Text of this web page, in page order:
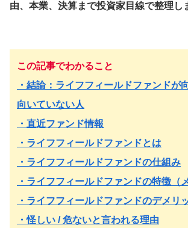
由、本業、決算まで投資家目線で整理し
この記事でわかること
・結論：ライフフィールドファンドが
向いていない人
・直近ファンド情報
・ライフフィールドファンドとは
・ライフフィールドファンドの仕組み
・ライフフィールドファンドの特徴（
・ライフフィールドファンドのデメリ
・怪しい / 危ないと言われる理由